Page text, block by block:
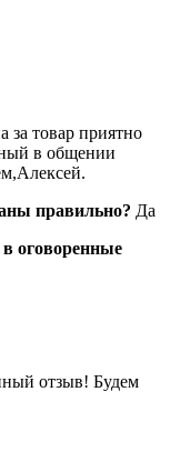
за товар приятно
в общении
правильно? Да
оговоренные
отзыв! Будем